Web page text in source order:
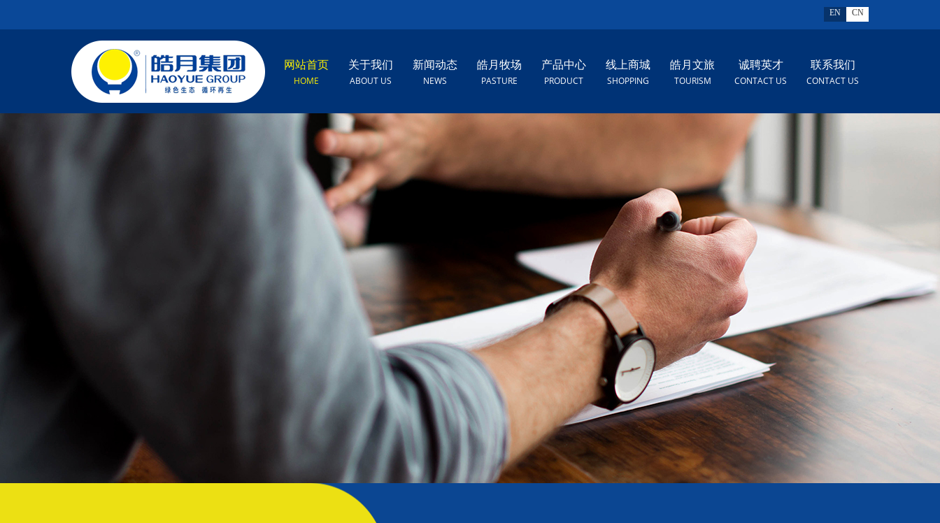
EN CN
网站首页
HOME
关于我们
ABOUT US
新闻动态
NEWS
皓月牧场
PASTURE
产品中心
PRODUCT
线上商城
SHOPPING
皓月文旅
TOURISM
诚聘英才
CONTACT US
联系我们
CONTACT US